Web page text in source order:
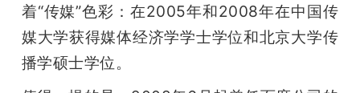
着“传媒”色彩：在2005年和2008年在中国传
媒大学获得媒体经济学学士学位和北京大学传
播学硕士学位。